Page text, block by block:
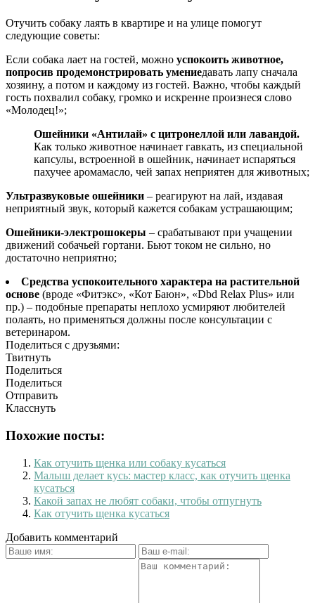
Отучить собаку лаять в квартире и на улице помогут
следующие советы:
Если собака лает на гостей, можно успокоить животное,
попросив продемонстрировать умениедавать лапу сначала
хозяину, а потом и каждому из гостей. Важно, чтобы каждый
гость похвалил собаку, громко и искренне произнеся слово
«Молодец!»;
Ошейники «Антилай» с цитронеллой или лавандой.
Как только животное начинает гавкать, из специальной
капсулы, встроенной в ошейник, начинает испаряться
пахучее аромамасло, чей запах неприятен для животных;
Ультразвуковые ошейники – реагируют на лай, издавая
неприятный звук, который кажется собакам устрашающим;
Ошейники-электрошокеры – срабатывают при учащении
движений собачьей гортани. Бьют током не сильно, но
достаточно неприятно;
Средства успокоительного характера на растительной
основе (вроде «Фитэкс», «Кот Баюн», «Dbd Relax Plus» или
пр.) – подобные препараты неплохо усмиряют любителей
полаять, но применяться должны после консультации с
ветеринаром.
Поделиться с друзьями:
Твитнуть
Поделиться
Поделиться
Отправить
Класснуть
Похожие посты:
Как отучить щенка или собаку кусаться
Малыш делает кусь: мастер класс, как отучить щенка
кусаться
Какой запах не любят собаки, чтобы отпугнуть
Как отучить щенка кусаться
Добавить комментарий